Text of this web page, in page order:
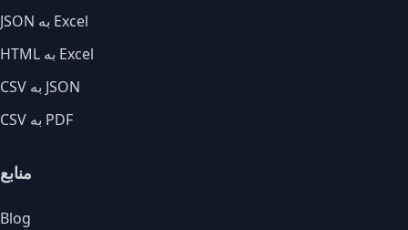
JSON به Excel
HTML به Excel
CSV به JSON
CSV به PDF
منابع
Blog